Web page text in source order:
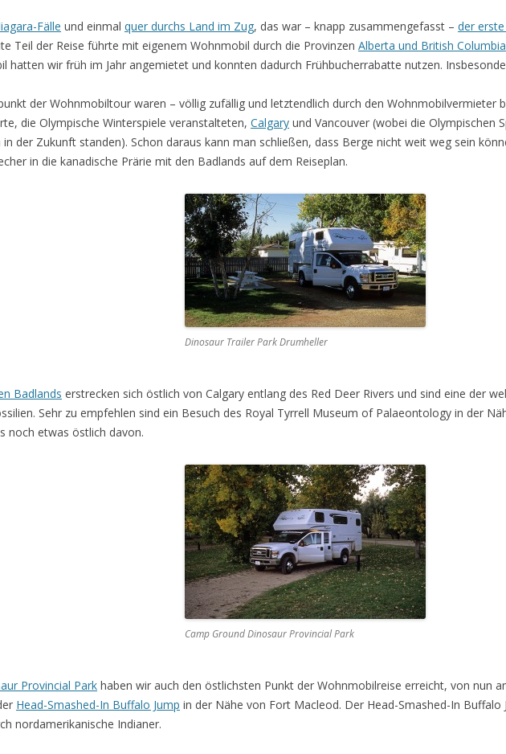
Fälle und einmal quer durchs Land im Zug, das war – knapp zusammengefasst – der
Teil der Reise führte mit eigenem Wohnmobil durch die Provinzen Alberta und British Columbia
hatten wir früh im Jahr angemietet und konnten dadurch Frühbucherrabatte nutzen.
der Wohnmobiltour waren – völlig zufällig und letztendlich durch den Wohnmobilvermieter
die Olympische Winterspiele veranstalteten, Calgary und Vancouver (wobei die Olympischen
in der Zukunft standen). Schon daraus kann man schließen, dass Berge nicht weit weg sein
in die kanadische Prärie mit den Badlands auf dem Reiseplan.
Dinosaur Trailer Park Drumheller
Badlands erstrecken sich östlich von Calgary entlang des Red Deer Rivers und sind eine der
Sehr zu empfehlen sind ein Besuch des Royal Tyrrell Museum of Palaeontology in der
noch etwas östlich davon.
Camp Ground Dinosaur Provincial Park
Provincial Park haben wir auch den östlichsten Punkt der Wohnmobilreise erreicht, von nun
Head-Smashed-In Buffalo Jump in der Nähe von Fort Macleod. Der Head-Smashed-In
nordamerikanische Indianer.